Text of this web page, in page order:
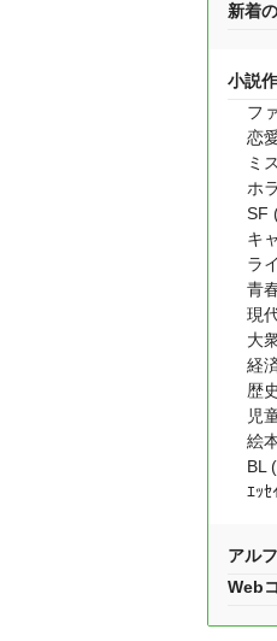
新着
小説
フ
恋
ミ
ホ
SF
キ
ラ
青
現
大
経
歴
児
絵
BL
ｴｯｾ
アル
Web